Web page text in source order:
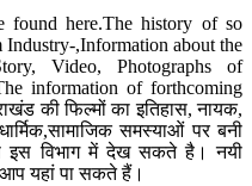
found here.The history of so
,Information about the
Video, Photographs of
information of forthcoming
की फिल्मों का इतिहास, नायक,
समस्याओं पर बनी
इस विभाग में देख सकते है। नयी
आप यहां पा सकते हैं।